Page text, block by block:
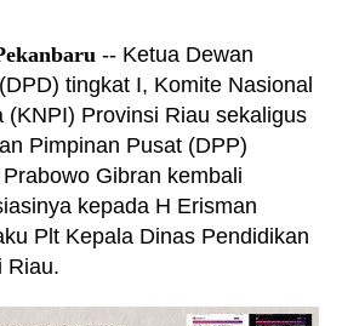
-- Ketua Dewan
tingkat I, Komite Nasional
(KNPI) Provinsi Riau sekaligus
Pimpinan Pusat (DPP)
Gibran kembali
kepada H Erisman
Plt Kepala Dinas Pendidikan
Riau.